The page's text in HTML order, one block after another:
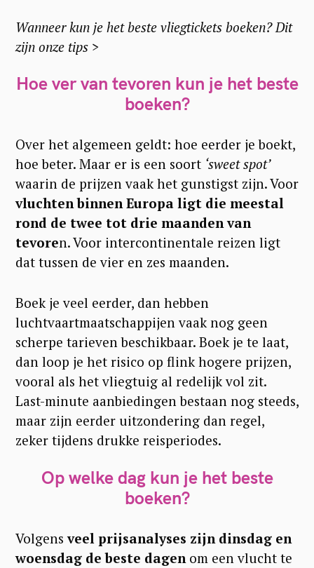
Wanneer kun je het beste vliegtickets boeken? Dit
zijn onze tips >
Hoe ver van tevoren kun je het beste
boeken?
Over het algemeen geldt: hoe eerder je boekt,
hoe beter. Maar er is een soort ‘sweet spot’
waarin de prijzen vaak het gunstigst zijn. Voor
vluchten binnen Europa ligt die meestal
rond de twee tot drie maanden van
tevoren. Voor intercontinentale reizen ligt
dat tussen de vier en zes maanden.
Boek je veel eerder, dan hebben
luchtvaartmaatschappijen vaak nog geen
scherpe tarieven beschikbaar. Boek je te laat,
dan loop je het risico op flink hogere prijzen,
vooral als het vliegtuig al redelijk vol zit.
Last-minute aanbiedingen bestaan nog steeds,
maar zijn eerder uitzondering dan regel,
zeker tijdens drukke reisperiodes.
Op welke dag kun je het beste
boeken?
Volgensveel prijsanalyses zijn dinsdag en
woensdag de beste dagen om een vlucht te